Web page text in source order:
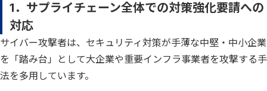
1．サプライチェーン全体での対策強化要請への
対応
サイバー攻撃者は、セキュリティ対策が手薄な中堅・中小企業
を「踏み台」として大企業や重要インフラ事業者を攻撃する手
法を多用しています。